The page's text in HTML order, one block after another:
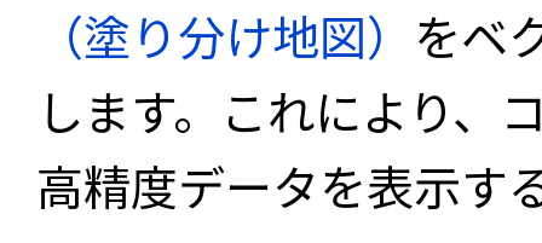
（塗り分け地図） をベ
します。これにより、
高精度データを表示す